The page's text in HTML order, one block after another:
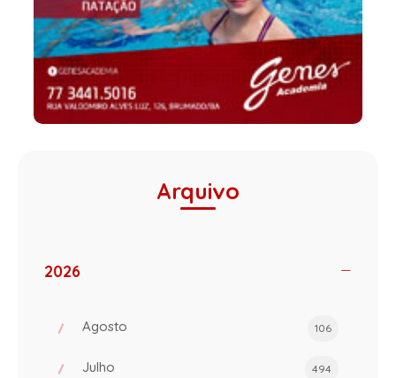
Arquivo
2026
Agosto 106
Julho 494